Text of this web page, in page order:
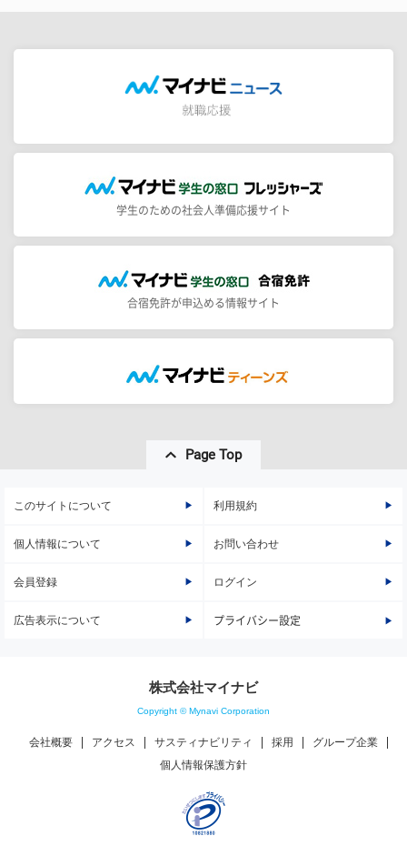
学生のための社会人準備応援サイト
合宿免許が申込める情報サイト
Page Top
このサイトについて 利用規約
個人情報について お問い合わせ
会員登録 ログイン
広告表示について プライバシー設定
株式会社マイナビ
Copyright © Mynavi Corporation
会社概要 アクセス サスティナビリティ 採用
グループ企業
個人情報保護方針